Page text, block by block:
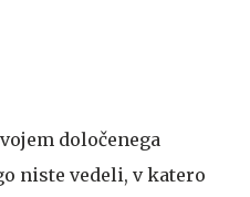
določenega
niste vedeli, v katero